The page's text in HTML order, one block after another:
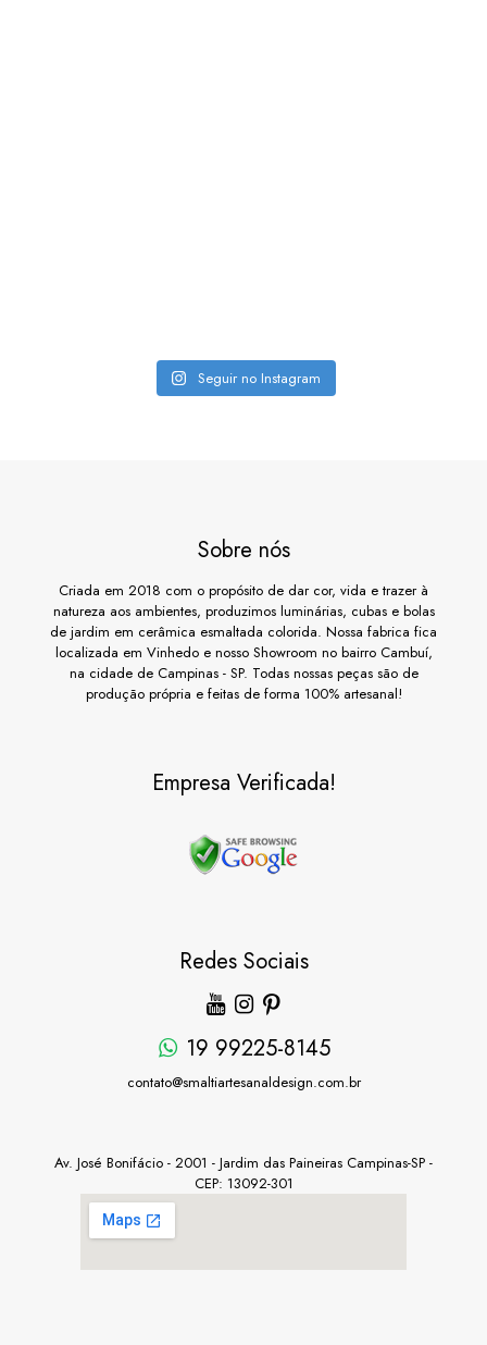
Seguir no Instagram
Sobre nós
Criada em 2018 com o propósito de dar cor, vida e trazer à
natureza aos ambientes, produzimos luminárias, cubas e bolas
de jardim em cerâmica esmaltada colorida. Nossa fabrica fica
localizada em Vinhedo e nosso Showroom no bairro Cambuí,
na cidade de Campinas - SP. Todas nossas peças são de
produção própria e feitas de forma 100% artesanal!
Empresa Verificada!
Redes Sociais
19 99225-8145
contato@smaltiartesanaldesign.com.br
Av. José Bonifácio - 2001 - Jardim das Paineiras Campinas-SP -
CEP: 13092-301